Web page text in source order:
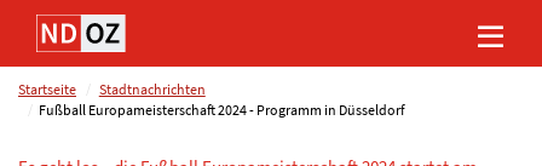
Direkt
Inhalt
(Eingabetaste)
Direkt
Hauptmenu
(Eingabetaste)
Direkt
Suche
(Eingabetaste)
Direkt
Footer
(Eingabetaste)
Startseite
Stadtnachrichten
Fußball Europameisterschaft 2024 - Programm in Düsseldorf